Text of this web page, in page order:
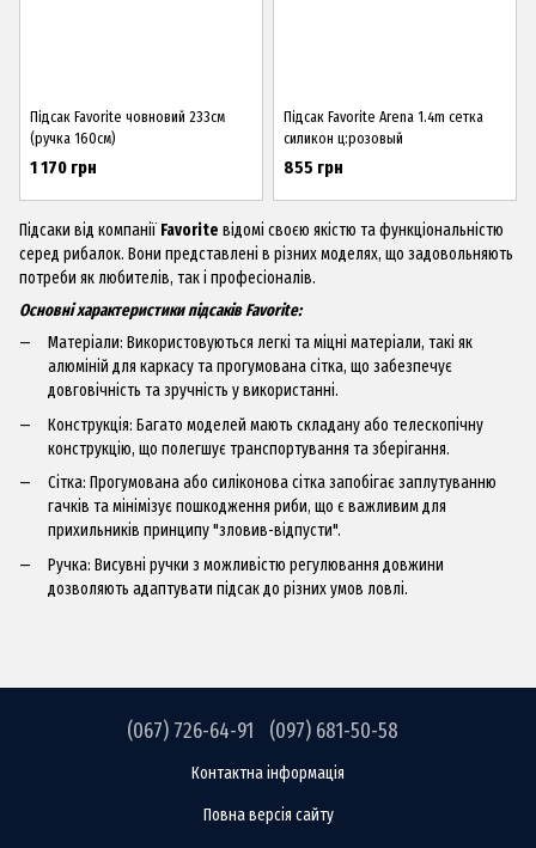
Підсак Favorite човновий 233см
(ручка 160см)
1 170 грн
Підсак Favorite Arena 1.4m сетка
силикон ц:розовый
855 грн
Підсаки від компанії Favorite відомі своєю якістю та функціональністю
серед рибалок. Вони представлені в різних моделях, що задовольняють
потреби як любителів, так і професіоналів.
Основні характеристики підсаків Favorite:
Матеріали: Використовуються легкі та міцні матеріали, такі як
алюміній для каркасу та прогумована сітка, що забезпечує
довговічність та зручність у використанні.
Конструкція: Багато моделей мають складану або телескопічну
конструкцію, що полегшує транспортування та зберігання.
Сітка: Прогумована або силіконова сітка запобігає заплутуванню
гачків та мінімізує пошкодження риби, що є важливим для
прихильників принципу "зловив-відпусти".
Ручка: Висувні ручки з можливістю регулювання довжини
дозволяють адаптувати підсак до різних умов ловлі.
(067) 726-64-91 (097) 681-50-58
Контактна інформація
Повна версія сайту